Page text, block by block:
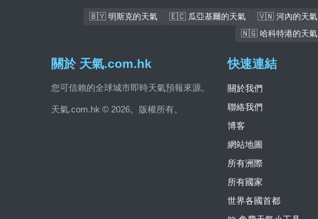
🇧🇾 明斯克的天氣 🇪🇨 瓜亞基爾的天氣 🇻🇳 河內的天氣
🇳🇬 哈科特港的天氣
關於 天氣.com.hk
您可信賴的全球城市即時天氣預報來源。
天氣.com.hk © 2026。版權所有。
快速連結
關於我們
聯絡我們
博客
網站地圖
所有洲際
所有國家
世界各國首都